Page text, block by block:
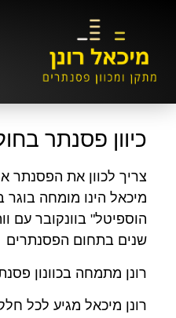
כיוון פסנתר
צריך לכוון את הפסנתר
מיכאל הינו מומחה בוגר
שנים בתחום הפסנתרים
רונן מתמחה בכוונון
רונן מיכאל מגיע לכל